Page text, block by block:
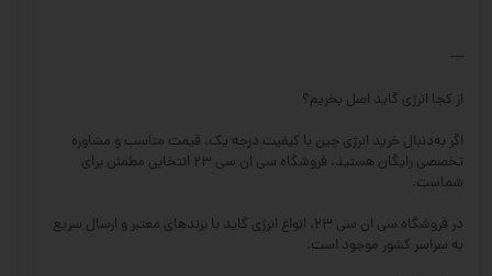
---
از کجا انرژی گاید اصل بخریم؟
اگر به‌دنبال خرید انرژی چین با کیفیت درجه یک، قیمت مناسب و مشاوره
تخصصی رایگان هستید، فروشگاه سی ان سی ۲۳ انتخابی مطمئن برای
شماست.
در فروشگاه سی ان سی ۲۳، انواع انرژی گاید با برندهای معتبر و ارسال سریع
به سراسر کشور موجود است.